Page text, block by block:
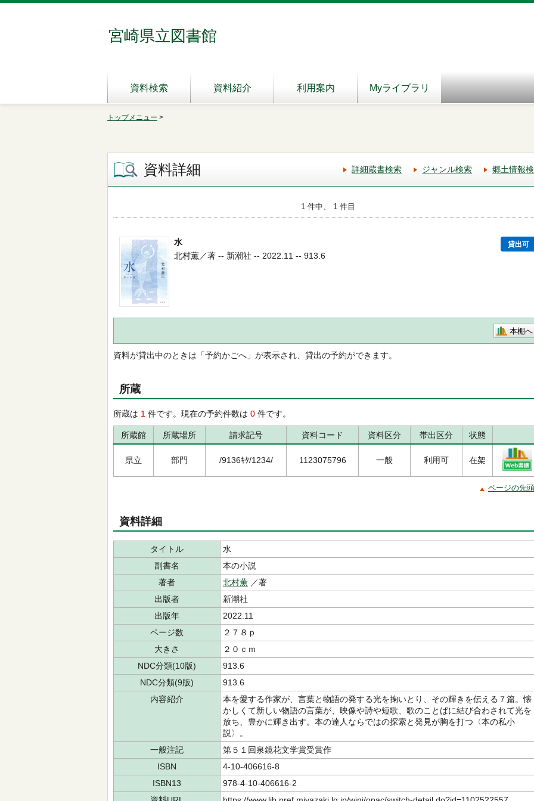
宮崎県立図書館
資料検索 資料紹介 利用案内 Myライブラリ
トップメニュー >
資料詳細 詳細蔵書検索 ジャンル検索 郷土情報
1 件中、 1 件目
水 貸出可
北村薫／著 -- 新潮社 -- 2022.11 -- 913.6
本棚へ
資料が貸出中のときは「予約かごへ」が表示され、貸出の予約ができます。
所蔵
所蔵は 1 件です。現在の予約件数は 0 件です。
所蔵館 所蔵場所 請求記号 資料コード 資料区分 帯出区分 状態
県立 部門 /9136ｷﾀ/1234/ 1123075796 一般 利用可 在架
ページの先
資料詳細
タイトル
水
副書名
本の小説
著者
北村薫 ／著
出版者
新潮社
出版年
2022.11
ページ数
２７８ｐ
大きさ
２０ｃｍ
NDC分類(10版)
913.6
NDC分類(9版)
913.6
内容紹介
本を愛する作家が、言葉と物語の発する光を掬いとり、その輝きを伝える７篇。懐
かしくて新しい物語の言葉が、映像や詩や短歌、歌のことばに結び合わされて光を
放ち、豊かに輝き出す。本の達人ならではの探索と発見が胸を打つ〈本の私小
説〉。
一般注記
第５１回泉鏡花文学賞受賞作
ISBN
4-10-406616-8
ISBN13
978-4-10-406616-2